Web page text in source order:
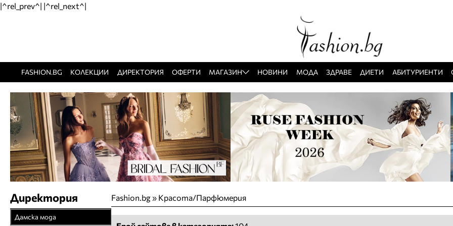
|^rel_prev^| |^rel_next^|
FASHION.BG КОЛЕКЦИИ ДИРЕКТОРИЯ ОФЕРТИ МАГАЗИН НОВИНИ МОДА ЗДРАВЕ ДИЕТИ АБИТУРИЕНТИ
Fashion.bg» Красота/Парфюмерия
Директория
Дамска мода